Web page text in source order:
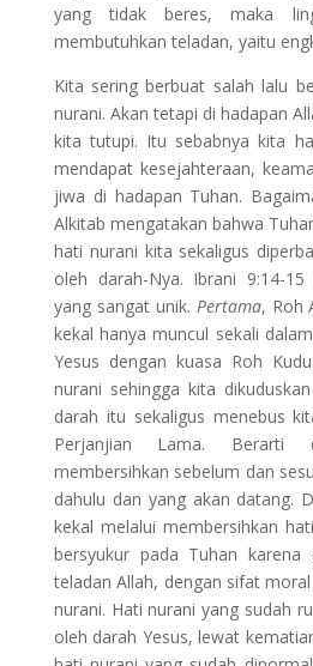
yang tidak beres, maka
membutuhkan teladan, yaitu
Kita sering berbuat salah lalu
nurani. Akan tetapi di hadapan
kita tutupi. Itu sebabnya kita
mendapat kesejahteraan,
jiwa di hadapan Tuhan.
Alkitab mengatakan bahwa
hati nurani kita sekaligus
oleh darah-Nya. Ibrani 9:14-
yang sangat unik. Pertama, Roh
kekal hanya muncul sekali
Yesus dengan kuasa Roh
nurani sehingga kita
darah itu sekaligus menebus
Perjanjian Lama. Berarti
membersihkan sebelum dan
dahulu dan yang akan datang.
kekal melalui membersihkan
bersyukur pada Tuhan
teladan Allah, dengan sifat
nurani. Hati nurani yang sudah
oleh darah Yesus, lewat